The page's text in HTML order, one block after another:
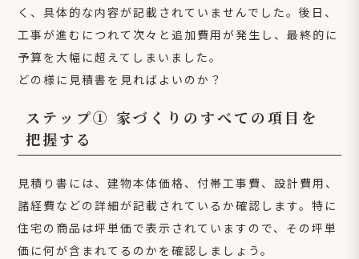
く、具体的な内容が記載されていませんでした。後日、
工事が進むにつれて次々と追加費用が発生し、最終的に
予算を大幅に超えてしまいました。
どの様に見積書を見ればよいのか？
ステップ① 家づくりのすべての項目を
把握する
見積り書には、建物本体価格、付帯工事費、設計費用、
諸経費などの詳細が記載されているか確認します。特に
住宅の商品は坪単価で表示されていますので、その坪単
価に何が含まれてるのかを確認しましょう。